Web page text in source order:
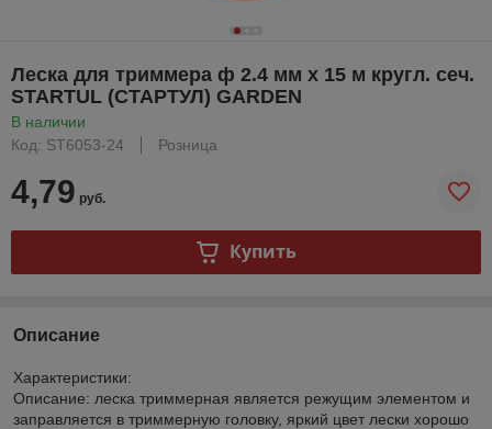
Леска для триммера ф 2.4 мм х 15 м кругл. сеч.
STARTUL (СТАРТУЛ) GARDEN
В наличии
Код: ST6053-24
Розница
4,79 руб.
Купить
Описание
Характеристики:
Описание: леска триммерная является режущим элементом и
заправляется в триммерную головку, яркий цвет лески хорошо